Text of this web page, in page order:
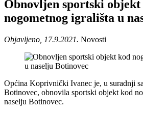
Obnovljen sportski objekt
nogometnog igrališta u
Objavljeno, 17.9.2021. Novosti
Općina Koprivnički Ivanec je, u suradnji
Botinovec, obnovila sportski objekt kod
naselju Botinovec.